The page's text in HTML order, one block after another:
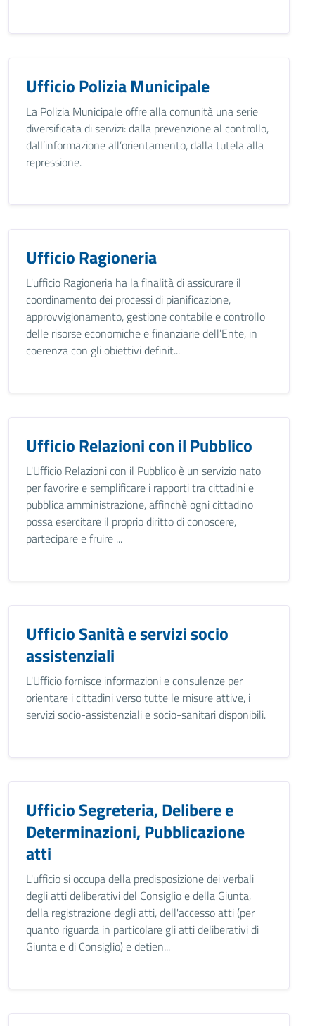
Ufficio Polizia Municipale
La Polizia Municipale offre alla comunità una serie
diversificata di servizi: dalla prevenzione al controllo,
dall’informazione all’orientamento, dalla tutela alla
repressione.
Ufficio Ragioneria
L'ufficio Ragioneria ha la finalità di assicurare il
coordinamento dei processi di pianificazione,
approvvigionamento, gestione contabile e controllo
delle risorse economiche e finanziarie dell’Ente, in
coerenza con gli obiettivi definit...
Ufficio Relazioni con il Pubblico
L'Ufficio Relazioni con il Pubblico è un servizio nato
per favorire e semplificare i rapporti tra cittadini e
pubblica amministrazione, affinchè ogni cittadino
possa esercitare il proprio diritto di conoscere,
partecipare e fruire ...
Ufficio Sanità e servizi socio
assistenziali
L'Ufficio fornisce informazioni e consulenze per
orientare i cittadini verso tutte le misure attive, i
servizi socio-assistenziali e socio-sanitari disponibili.
Ufficio Segreteria, Delibere e
Determinazioni, Pubblicazione
atti
L'ufficio si occupa della predisposizione dei verbali
degli atti deliberativi del Consiglio e della Giunta,
della registrazione degli atti, dell'accesso atti (per
quanto riguarda in particolare gli atti deliberativi di
Giunta e di Consiglio) e detien...